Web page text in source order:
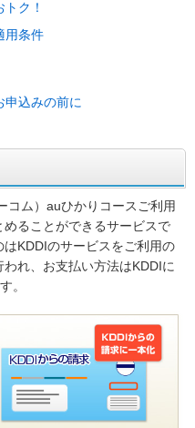
トク！
用条件
申込みの前に
コム）auひかりコースご利用
ることができるサービスで
KDDIのサービスをご利用の
れ、お支払い方法はKDDIに
。